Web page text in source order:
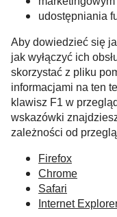
udostępniania
Aby dowiedzieć się
jak wyłączyć ich
skorzystać z pliku
informacjami na ten
klawisz F1 w
wskazówki
zależności od
Firefox
Chrome
Safari
Internet